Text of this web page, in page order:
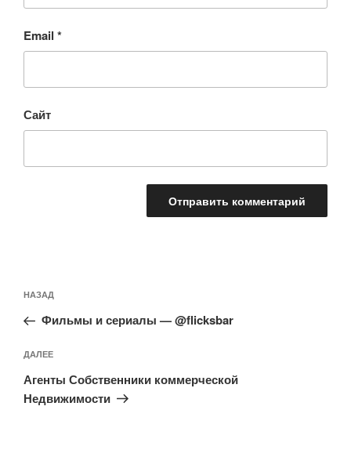
Email *
Сайт
по
записям
Предыдущая
запись:
НАЗАД
Фильмы и сериалы — @flicksbar
Следующая
запись
ДАЛЕЕ
Агенты Собственники коммерческой
Недвижимости